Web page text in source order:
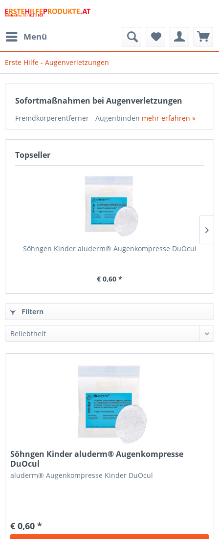
Menü
Erste Hilfe - Augenverletzungen
Sofortmaßnahmen bei Augenverletzungen
Fremdkörperentferner - Augenbinden mehr erfahren »
Topseller
Söhngen Kinder aluderm® Augenkompresse DuOcul
€ 0,60 *
Filtern
Söhngen Kinder aluderm® Augenkompresse
DuOcul
aluderm® Augenkompresse Kinder DuOcul
€ 0,60 *